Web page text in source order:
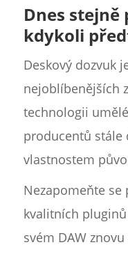
Dnes
kdykoli
Deskový dozvuk
nejoblíbenějších
technologii
producentů stále
vlastnostem
Nezapomeňte se
kvalitních
svém DAW